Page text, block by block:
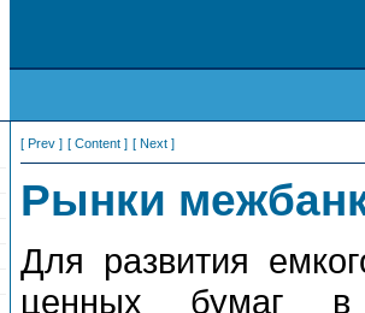
[ Prev ] [ Content ] [ Next ]
Рынки
Для развития
ценных бумаг в